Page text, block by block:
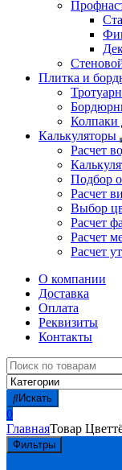
Плитка и
Колпаки
Калькуляторы
Расчет
Подбор
Расчет
Выбор
Расчет
Расчет
Расчет
О компании
Доставка
Оплата
Реквизиты
Контакты
Search
for:
Искать
0
ГлавнаяТовар Цвет
Фильтры